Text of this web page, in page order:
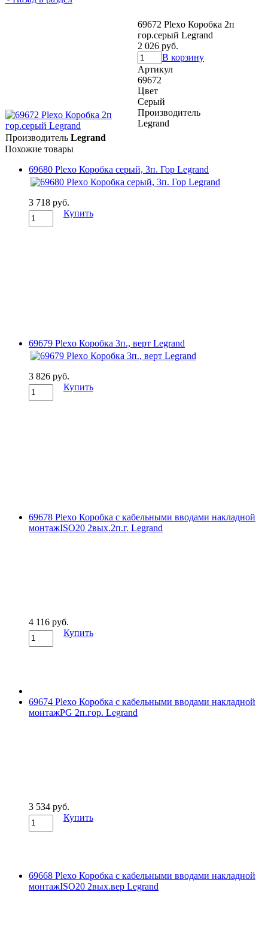
69672 Plexo Коробка 2п
гор.серый Legrand
2 026 руб.
В корзину
Артикул
69672
Цвет
Серый
Производитель
Legrand
Производитель Legrand
Похожие товары
69680 Plexo Коробка серый, 3п. Гор Legrand
3 718 руб.
Купить
69679 Plexo Коробка 3п., верт Legrand
3 826 руб.
Купить
69678 Plexo Коробка с кабельными вводами накладной
монтажISO20 2вых.2п.г. Legrand
4 116 руб.
Купить
69674 Plexo Коробка с кабельными вводами накладной
монтажPG 2п.гор. Legrand
3 534 руб.
Купить
69668 Plexo Коробка с кабельными вводами накладной
монтажISO20 2вых.вер Legrand